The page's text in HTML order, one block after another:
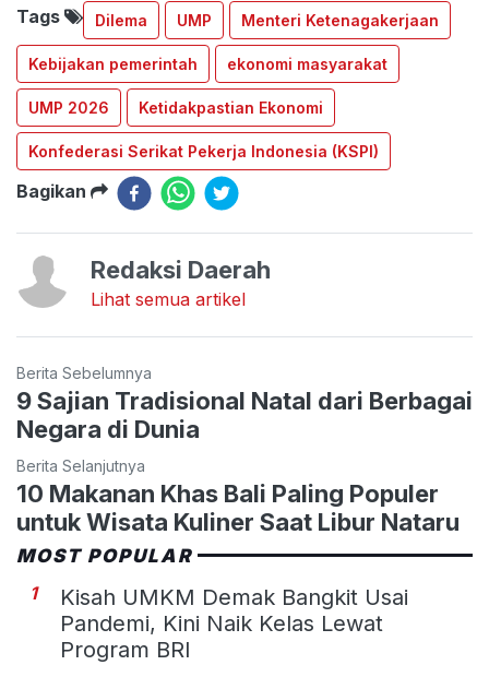
Tags
Dilema UMP Menteri Ketenagakerjaan
Kebijakan pemerintah ekonomi masyarakat
UMP 2026 Ketidakpastian Ekonomi
Konfederasi Serikat Pekerja Indonesia (KSPI)
Bagikan
Redaksi Daerah
Lihat semua artikel
Berita Sebelumnya
9 Sajian Tradisional Natal dari Berbagai
Negara di Dunia
Berita Selanjutnya
10 Makanan Khas Bali Paling Populer
untuk Wisata Kuliner Saat Libur Nataru
MOST POPULAR
1
Kisah UMKM Demak Bangkit Usai
Pandemi, Kini Naik Kelas Lewat
Program BRI